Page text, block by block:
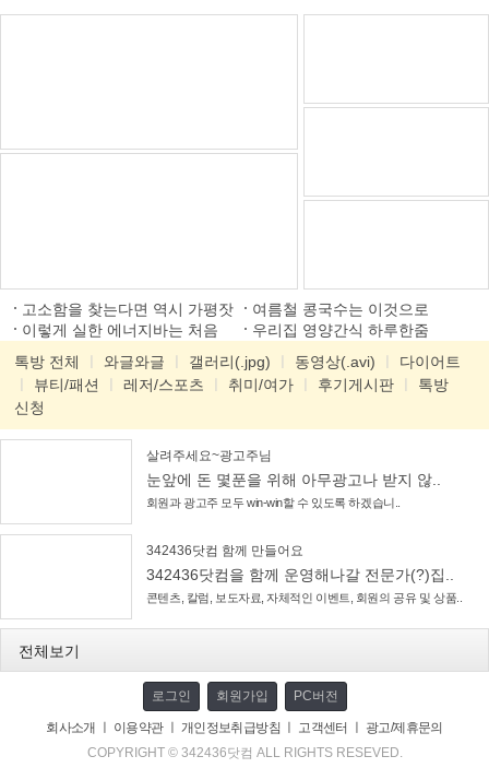
고소함을 찾는다면 역시 가평잣
여름철 콩국수는 이것으로
이렇게 실한 에너지바는 처음
우리집 영양간식 하루한줌
톡방 전체
와글와글 갤러리(.jpg) 동영상(.avi)
다이어트
뷰티/패션 레저/스포츠 취미/여가 후기게시판
톡방
신청
살려주세요~광고주님
눈앞에 돈 몇푼을 위해 아무광고나 받지 않..
회원과 광고주 모두 win-win할 수 있도록 하겠습니..
342436닷컴 함께 만들어요
342436닷컴을 함께 운영해나갈 전문가(?)집..
콘텐츠, 칼럼, 보도자료, 자체적인 이벤트, 회원의 공유 및 상품..
전체보기
로그인 회원가입 PC버전
회사소개 이용약관ㅣ 개인정보취급방침 고객센터
광고/제휴문의
COPYRIGHT © 342436닷컴 ALL RIGHTS RESEVED.